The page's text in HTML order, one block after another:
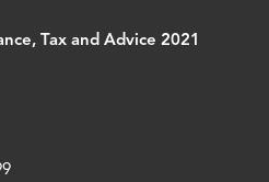
Tax and Advice 2021